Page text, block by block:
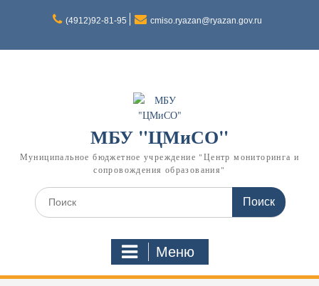
(4912)92-81-95 cmiso.ryazan@ryazan.gov.ru
МБУ "ЦМиСО"
Муниципальное бюджетное учреждение "Центр мониторинга и
сопровождения образования"
Search
for:
Меню